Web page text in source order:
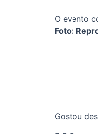
O evento
Foto:
Gostou